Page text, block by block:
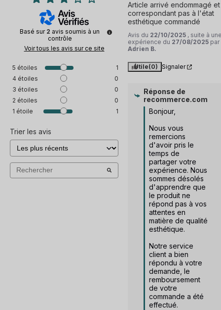
Basé sur 2 avis soumis à un
contrôle
Voir tous les avis sur ce site
5 étoiles
1
4 étoiles
0
3 étoiles
0
2 étoiles
0
1 étoile 1
Trier les avis
Article arrivé endommagé
correspondant pas à l'état
esthétique commandé
Avis du 22/10/2025 , suite à
expérience du 27/08/2025 par
Adrien B.
Utile(0) Signaler
Réponse de
recommerce.com
Bonjour,
Nous vous
remercions
d'avoir pris le
temps de
partager votre
expérience. Nous
sommes désolés
d'apprendre que
le produit ne
répond pas à vos
attentes en
matière de qualité
esthétique.
Notre service
client a bien
répondu à votre
demande, le
remboursement
de votre
commande a été
effectué.